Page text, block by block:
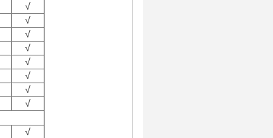
√
√
√
√
√
√
√
√
√